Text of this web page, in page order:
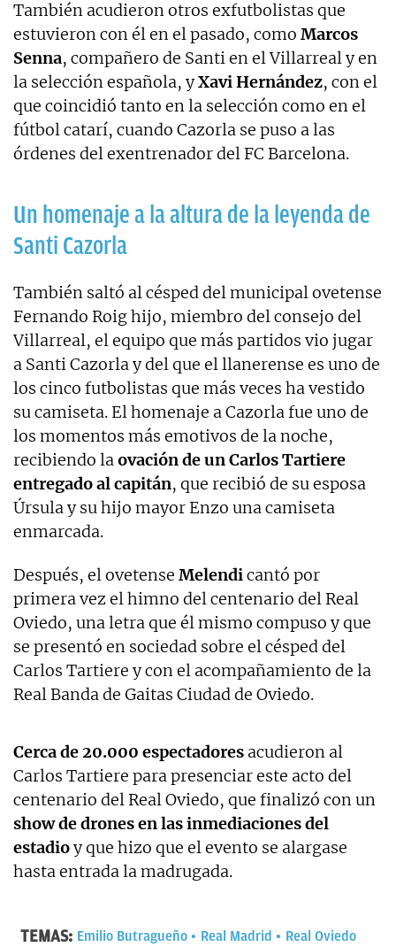
También acudieron otros exfutbolistas que
estuvieron con él en el pasado, como Marcos
Senna, compañero de Santi en el Villarreal y en
la selección española, yXaviHernández, con el
que coincidió tanto en la selección como en el
fútbol catarí, cuando Cazorla se puso a las
órdenes del exentrenador del FC Barcelona.
Un homenaje a la altura de la leyenda de
Santi Cazorla
También saltó al césped del municipal ovetense
Fernando Roig hijo, miembro del consejo del
Villarreal, el equipo que más partidos vio jugar
a Santi Cazorla y del que el llanerense es uno de
los cinco futbolistas que más veces ha vestido
su camiseta. El homenaje a Cazorla fue uno de
los momentos más emotivos de la noche,
recibiendo laovación de un Carlos Tartiere
entregado al capitán, que recibió de su esposa
Úrsula y su hijo mayor Enzo una camiseta
enmarcada.
Después, el ovetense Melendicantó por
primera vez el himno del centenario del Real
Oviedo, una letra que él mismo compuso y que
se presentó en sociedad sobre el césped del
Carlos Tartiere y con el acompañamiento de la
Real Banda de Gaitas Ciudad de Oviedo.
Cerca de 20.000 espectadores acudieron al
Carlos Tartiere para presenciar este acto del
centenario del Real Oviedo, que finalizó con un
show de drones en las inmediaciones del
estadioy que hizo que el evento se alargase
hasta entrada la madrugada.
TEMAS: Emilio Butragueño Real Madrid Real Oviedo